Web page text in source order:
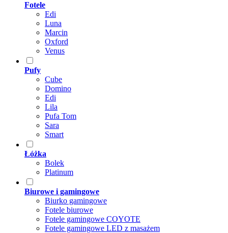
Fotele
Edi
Luna
Marcin
Oxford
Venus
Pufy
Cube
Domino
Edi
Lila
Pufa Tom
Sara
Smart
Łóżka
Bolek
Platinum
Biurowe i gamingowe
Biurko gamingowe
Fotele biurowe
Fotele gamingowe COYOTE
Fotele gamingowe LED z masażem